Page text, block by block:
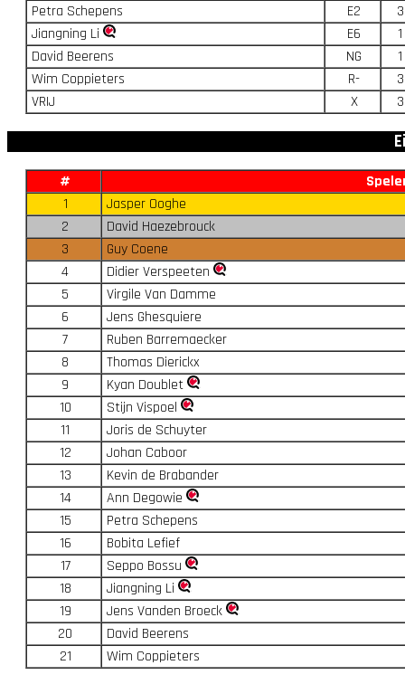
Petra Schepens
E2
3
Jiangning Li
E6
1
David Beerens
NG
1
Wim Coppieters
R-
3
VRIJ
X 3
#
1
Jasper Ooghe
2
David Haezebrouck
3
Guy Coene
4
Didier Verspeeten
5
Virgile Van Damme
6
Jens Ghesquiere
7
Ruben Barremaecker
8
Thomas Dierickx
9
Kyan Doublet
10
Stijn Vispoel
11
Joris de Schuyter
12
Johan Caboor
13
Kevin de Brabander
14
Ann Degowie
15
Petra Schepens
16
Bobita Lefief
17
Seppo Bossu
18
Jiangning Li
19
Jens Vanden Broeck
20
David Beerens
21
Wim Coppieters